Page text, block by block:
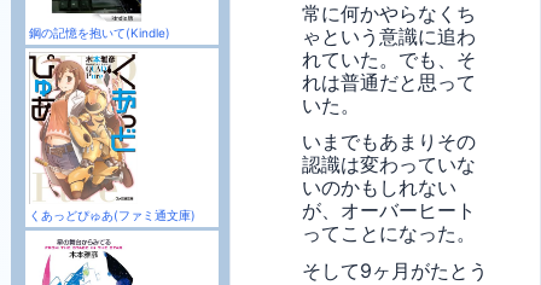
鋼の記憶を抱いて(Kindle)
くあっどぴゅあ(ファミ通文庫)
常に何かやらなくち
ゃという意識に追わ
れていた。でも、そ
れは普通だと思って
いた。
いまでもあまりその
認識は変わっていな
いのかもしれない
が、オーバーヒート
ってことになった。
そして9ヶ月がたとう